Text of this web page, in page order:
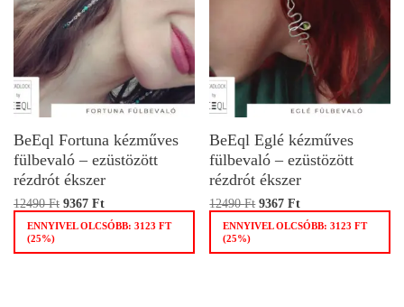
BeEql Fortuna kézműves
fülbevaló – ezüstözött
rézdrót ékszer
12490Ft 9367 Ft
ENNYIVEL OLCSÓBB: 3123 FT
(25%)
BeEql Eglé kézműves
fülbevaló – ezüstözött
rézdrót ékszer
12490Ft 9367Ft
ENNYIVEL OLCSÓBB:3123FT
(25%)